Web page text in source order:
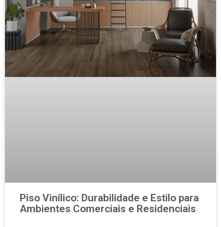
Piso Vinílico: Durabilidade e Estilo para
Ambientes Comerciais e Residenciais